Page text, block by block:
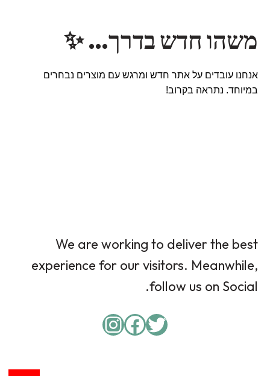
משהו חדש בדרך… ✨
אנחנו עובדים על אתר חדש ומרגש עם מוצרים נבחרים
במיוחד. נתראה בקרוב!
We are working to deliver the best
experience for our visitors. Meanwhile,
follow us on Social.
Twitter
Facebook
Instagram